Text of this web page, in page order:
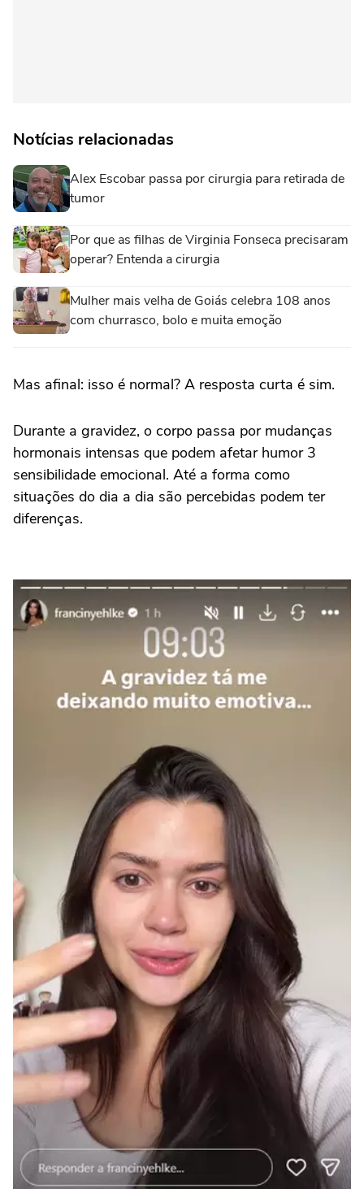
Notícias relacionadas
Alex Escobar passa por cirurgia para retirada de
tumor
Por que as filhas de Virginia Fonseca precisaram
operar? Entenda a cirurgia
Mulher mais velha de Goiás celebra 108 anos
com churrasco, bolo e muita emoção
Mas afinal: isso é normal? A resposta curta é sim.
Durante a gravidez, o corpo passa por mudanças
hormonais intensas que podem afetar humor 3
sensibilidade emocional. Até a forma como
situações do dia a dia são percebidas podem ter
diferenças.